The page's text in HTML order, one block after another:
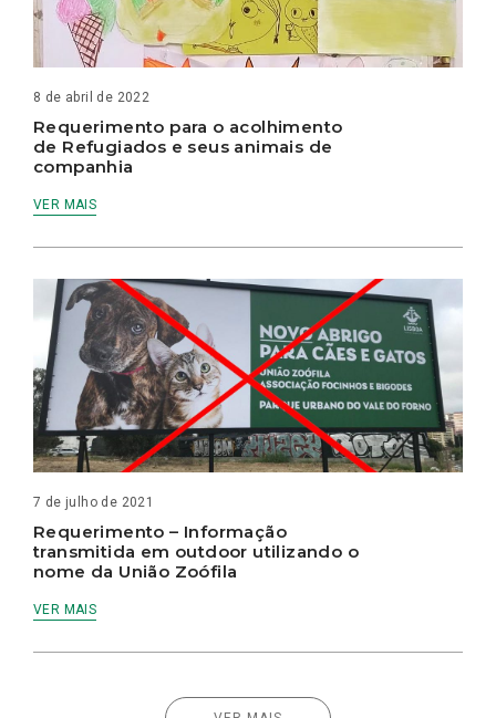
8 de abril de 2022
Requerimento para o acolhimento
de Refugiados e seus animais de
companhia
VER MAIS
7 de julho de 2021
Requerimento – Informação
transmitida em outdoor utilizando o
nome da União Zoófila
VER MAIS